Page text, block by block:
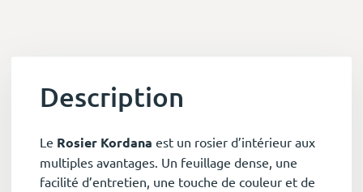
Description
Le Rosier Kordana est un rosier d’intérieur aux
multiples avantages. Un feuillage dense, une
facilité d’entretien, une touche de couleur et de